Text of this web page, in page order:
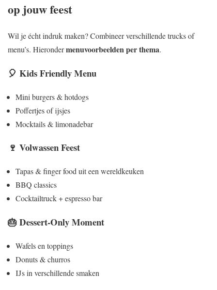
op jouw feest
Wil je écht indruk maken? Combineer verschillende trucks of
menu’s. Hierondermenuvoorbeelden per thema.
🎈 Kids Friendly Menu
Mini burgers & hotdogs
Poffertjes of ijsjes
Mocktails & limonadebar
🍷 Volwassen Feest
Tapas & finger food uit een wereldkeuken
BBQ classics
Cocktailtruck + espresso bar
🎂 Dessert‑Only Moment
Wafels en toppings
Donuts & churros
IJs in verschillende smaken